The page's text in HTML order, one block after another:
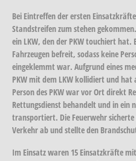
Bei Eintreffen der ersten
Standstreifen zum stehen
ein LKW, den der PKW touchiert hat.
Fahrzeugen befreit, sodass keine
eingeklemmt war. Aufgrund eines
PKW mit dem LKW kollidiert und
Person des PKW war vor Ort direkt
Rettungsdienst behandelt und in ein
transportiert. Die Feuerwehr sicherte
Verkehr ab und stellte den
Im Einsatz waren 15 Einsatzkräfte